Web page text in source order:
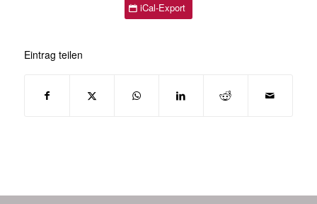
iCal-Export
Eintrag teilen